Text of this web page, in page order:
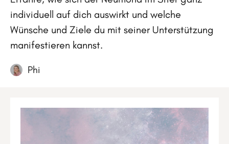
individuell auf dich auswirkt und welche
Wünsche und Ziele du mit seiner Unterstützung
manifestieren kannst.
Phi